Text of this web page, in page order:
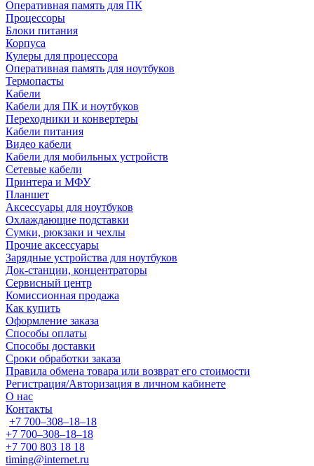
Оперативная память для ПК
Процессоры
Блоки питания
Корпуса
Кулеры для процессора
Оперативная память для ноутбуков
Термопасты
Кабели
Кабели для ПК и ноутбуков
Переходники и конвертеры
Кабели питания
Видео кабели
Кабели для мобильных устройств
Сетевые кабели
Принтера и МФУ
Планшет
Аксессуары для ноутбуков
Охлаждающие подставки
Сумки, рюкзаки и чехлы
Прочие аксессуары
Зарядные устройства для ноутбуков
Док-станции, концентраторы
Сервисный центр
Комиссионная продажа
Как купить
Оформление заказа
Способы оплаты
Способы доставки
Сроки обработки заказа
Правила обмена товара или возврат его стоимости
Регистрация/Авторизация в личном кабинете
О нас
Контакты
+7 700‒308‒18‒18
+7 700‒308‒18‒18
+7 700 803 18 18
timing@internet.ru